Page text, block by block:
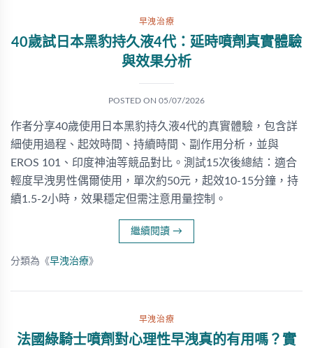
早洩治療
40歲試日本黑豹持久液4代：延時噴劑真實體驗
與效果分析
POSTED ON 05/07/2026
作者分享40歲使用日本黑豹持久液4代的真實體驗，包含詳
細使用過程、起效時間、持續時間、副作用分析，並與
EROS 101、印度神油等競品對比。測試15次後總結：適合
輕度早洩男性偶爾使用，單次約50元，起效10-15分鐘，持
續1.5-2小時，效果穩定但需注意用量控制。
繼續閱讀 →
分類為《早洩治療》
早洩治療
法國綠騎士噴劑對心理性早洩真的有用嗎？實